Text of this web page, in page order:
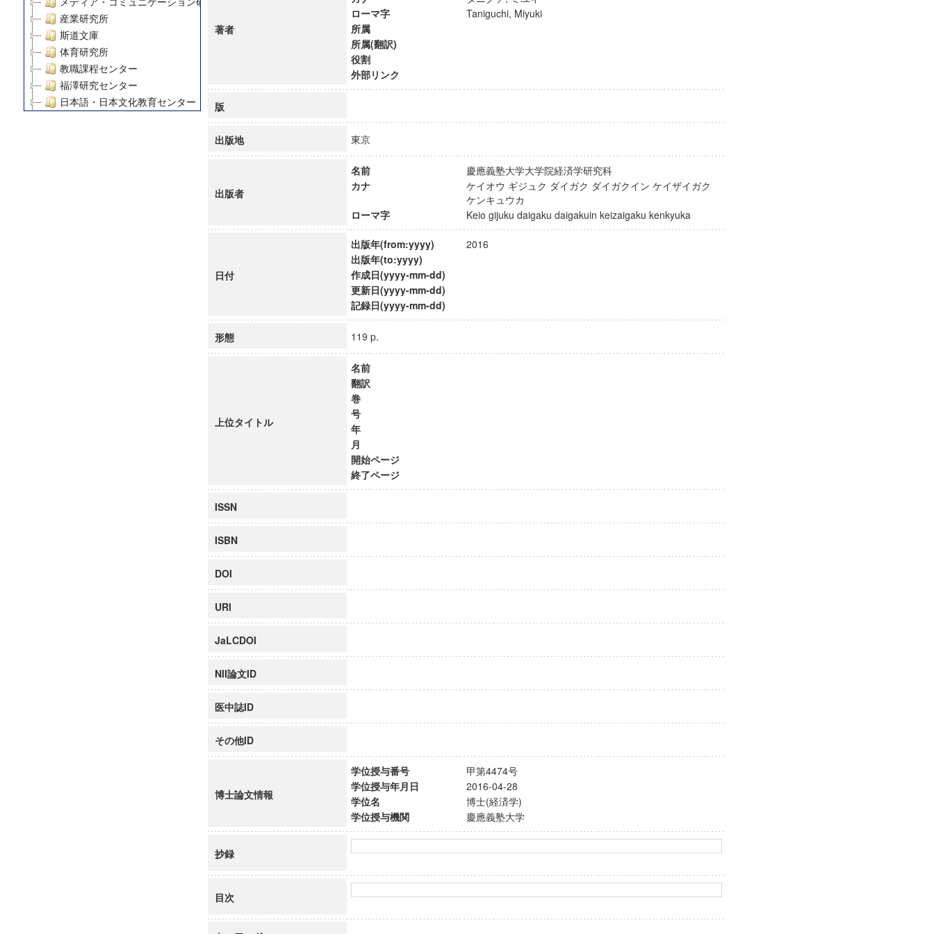
産業研究所
斯道文庫
体育研究所
教職課程センター
福澤研究センター
日本語・日本文化教育センター
慶應義塾大学グローバルCOEプログラム論理と感性の先端的教育研究拠点
博士課程教育リーディングプログラム「超成熟社会発展のサイエンス」
著者
ローマ字
Taniguchi, Miyuki
所属
所属(翻訳)
役割
外部リンク
版
出版地 東京
出版者
名前
慶應義塾大学大学院経済学研究科
カナ
ケイオウ ギジュク ダイガク ダイガクイン ケイザイガク
ケンキュウカ
ローマ字
Keio gijuku daigaku daigakuin keizaigaku kenkyuka
日付
出版年(from:yyyy)
2016
出版年(to:yyyy)
作成日(yyyy-mm-dd)
更新日(yyyy-mm-dd)
記録日(yyyy-mm-dd)
形態 119 p.
上位タイトル
名前
翻訳
巻
号
年
月
開始ページ
終了ページ
ISSN
ISBN
DOI
URI
JaLCDOI
NII論文ID
医中誌ID
その他ID
博士論文情報
学位授与番号
甲第4474号
学位授与年月日
2016-04-28
学位名
博士(経済学)
学位授与機関
慶應義塾大学
抄録
目次